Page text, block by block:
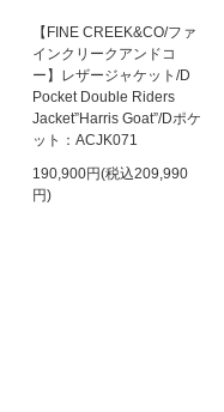
【FINE CREEK&CO/ファ
インクリークアンドコ
ー】レザージャケット/D
Pocket Double Riders
Jacket”Harris Goat”/Dポケ
ット：ACJK071
190,900円(税込209,990
円)